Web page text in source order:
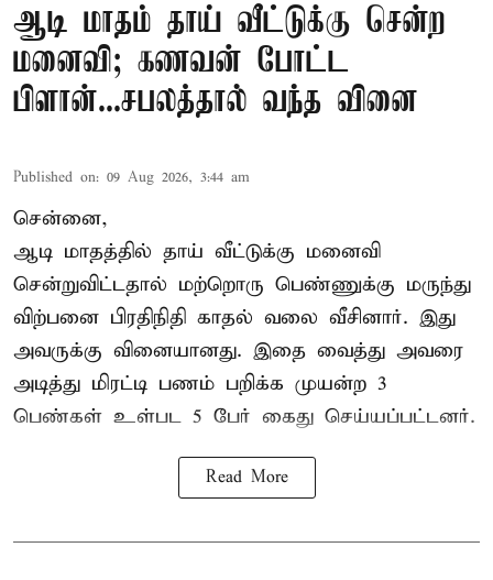
ஆடி மாதம் தாய் வீட்டுக்கு சென்ற
மனைவி; கணவன் போட்ட
பிளான்...சபலத்தால் வந்த வினை
Published on: 09 Aug 2026, 3:44 am
சென்னை,
ஆடி மாதத்தில் தாய் வீட்டுக்கு மனைவி
சென்றுவிட்டதால் மற்றொரு பெண்ணுக்கு மருந்து
விற்பனை பிரதிநிதி காதல் வலை வீசினார். இது
அவருக்கு வினையானது. இதை வைத்து அவரை
அடித்து மிரட்டி பணம் பறிக்க முயன்ற 3
பெண்கள் உள்பட 5 பேர் கைது செய்யப்பட்டனர்.
Read More